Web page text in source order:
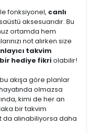
fonksiyonel, canlı
aksesuarıdır. Bu
ortamda hem
not alırken size
takvim
hediye fikriolabilir!
akışa göre planlar
olmazsa
kimi de her an
bir takvim
da alınabiliyorsa daha